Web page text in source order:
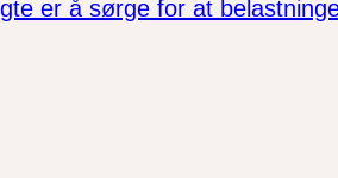
er å sørge for at